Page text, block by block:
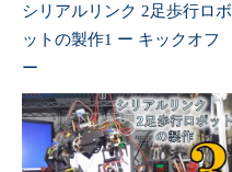
シリアルリンク 2足歩行ロボ
ットの製作1 ー キックオフ
ー